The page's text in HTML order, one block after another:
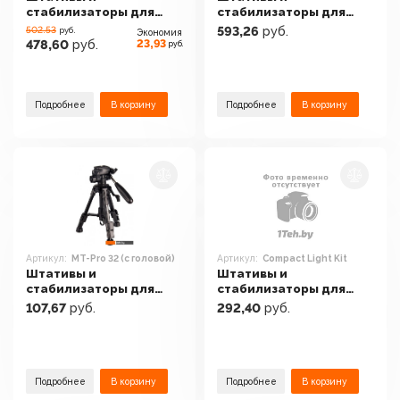
стабилизаторы для
фото-, видео- и
световой техники
502.53 руб.
478,60 руб.
Экономия
23,93 руб.
Подробнее В корзину
стабилизаторы для
фото-, видео- и
световой техники
593,26 руб.
Подробнее В корзину
Артикул: MT-Pro 32 (с головой)
Штативы и
стабилизаторы для
фото-, видео- и
световой техники
107,67 руб.
Подробнее В корзину
Артикул: Compact Light Kit
Штативы и
стабилизаторы для
фото-, видео- и
световой техники Joby
292,40 руб.
Подробнее В корзину